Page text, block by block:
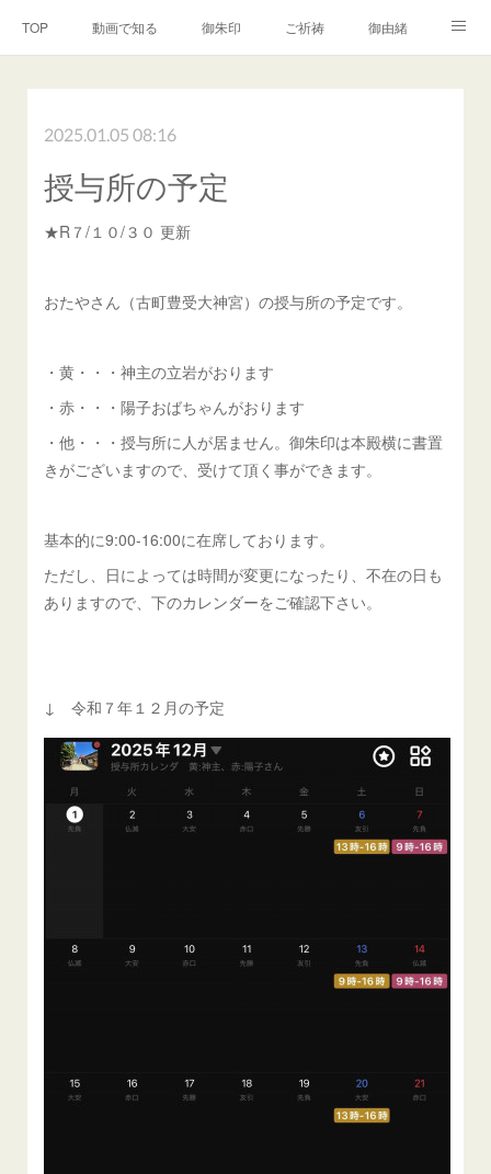
TOP 動画で知る 御朱印 ご祈祷 御由緒
地鎮祭・出張祭典 問合せ
2025.01.05 08:16
授与所の予定
★R７/１０/３０ 更新
おたやさん（古町豊受大神宮）の授与所の予定です。
・黄・・・神主の立岩がおります
・赤・・・陽子おばちゃんがおります
・他・・・授与所に人が居ません。御朱印は本殿横に書置
きがございますので、受けて頂く事ができます。
基本的に9:00-16:00に在席しております。
ただし、日によっては時間が変更になったり、不在の日も
ありますので、下のカレンダーをご確認下さい。
↓ 令和７年１２月の予定